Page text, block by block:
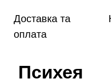
Доставка та
оплата
Психея